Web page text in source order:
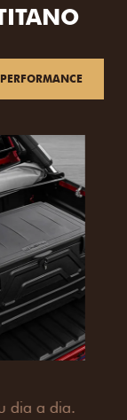
PERFORMANCE
O Pack